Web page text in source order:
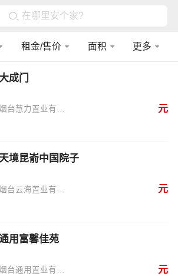
在哪里安个家?
租金/售价 面积 更多
大成门
烟台慧力置业有限公司 元
天境昆嵛中国院子
元
用富馨佳苑
烟台通用置业有限公司 元